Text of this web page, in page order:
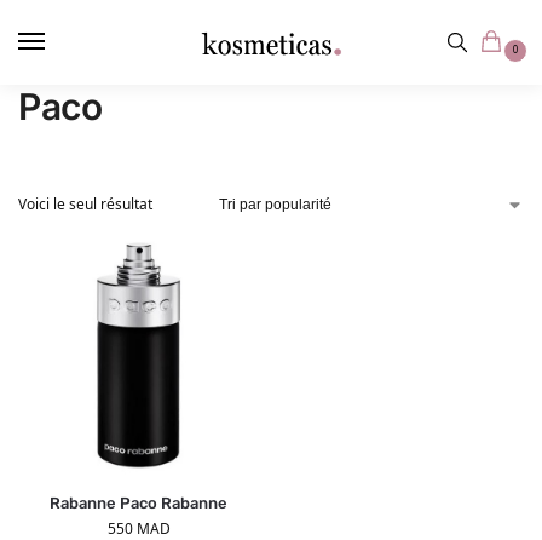
principal
0
Paco
Voici le seul résultat
Rabanne Paco Rabanne
550 MAD